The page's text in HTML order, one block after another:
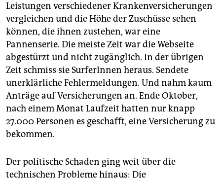
Leistungen verschiedener Krankenversicherungen
vergleichen und die Höhe der Zuschüsse sehen
können, die ihnen zustehen, war eine
Pannenserie. Die meiste Zeit war die Webseite
abgestürzt und nicht zugänglich. In der übrigen
Zeit schmiss sie SurferInnen heraus. Sendete
unerklärliche Fehlermeldungen. Und nahm kaum
Anträge auf Versicherungen an. Ende Oktober,
nach einem Monat Laufzeit hatten nur knapp
27.000 Personen es geschafft, eine Versicherung zu
bekommen.
Der politische Schaden ging weit über die
technischen Probleme hinaus: Die